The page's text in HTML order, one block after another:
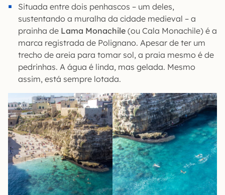
Situada entre dois penhascos – um deles,
sustentando a muralha da cidade medieval – a
prainha de Lama Monachile (ou Cala Monachile) é a
marca registrada de Polignano. Apesar de ter um
trecho de areia para tomar sol, a praia mesmo é de
pedrinhas. A água é linda, mas gelada. Mesmo
assim, está sempre lotada.